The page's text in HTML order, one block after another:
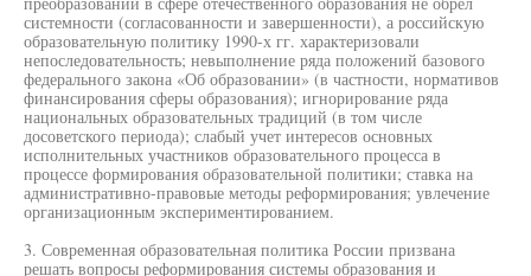
системности (согласованности и завершенности), а российскую
образовательную политику 1990-х гг. характеризовали
непоследовательность; невыполнение ряда положений базового
федерального закона «Об образовании» (в частности, нормативов
финансирования сферы образования); игнорирование ряда
национальных образовательных традиций (в том числе
досоветского периода); слабый учет интересов основных
исполнительных участников образовательного процесса в
процессе формирования образовательной политики; ставка на
административно-правовые методы реформирования; увлечение
организационным экспериментированием.
3. Современная образовательная политика России призвана
решать вопросы реформирования системы образования и